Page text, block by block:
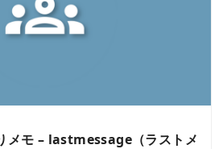
メモ – lastmessage（ラストメ